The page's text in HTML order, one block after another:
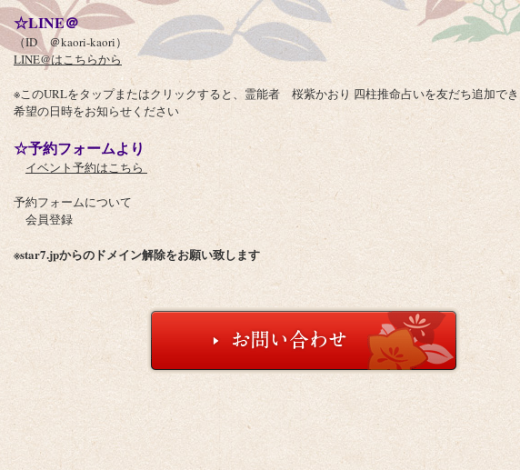
☆LINE＠
（ID ＠kaori-kaori）
LINE@はこちらから
※このURLをタップまたはクリックすると、霊能者 桜紫かおり 四柱推命占いを友だち追加でき
希望の日時をお知らせください
☆予約フォームより
イベント予約はこちら
予約フォームについて
会員登録
※star7.jpからのドメイン解除をお願い致します